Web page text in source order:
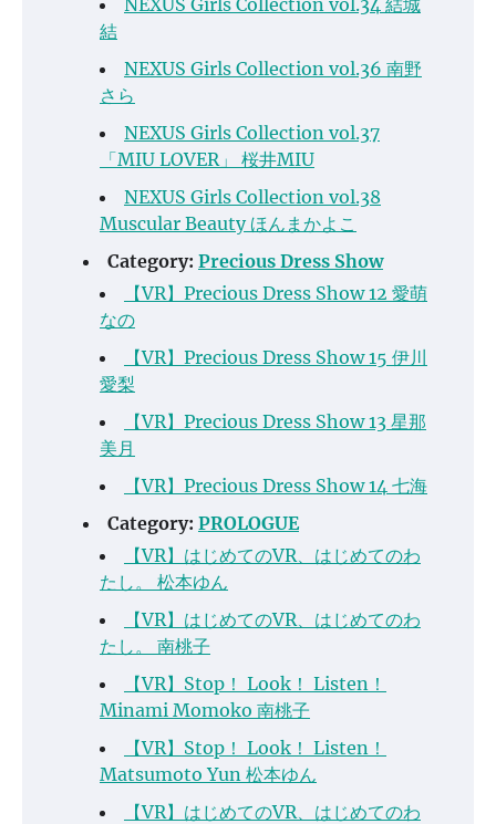
結
NEXUS Girls Collection vol.36 南野
さら
NEXUS Girls Collection vol.37
「MIU LOVER」 桜井MIU
NEXUS Girls Collection vol.38
Muscular Beauty ほんまかよこ
Category: Precious Dress Show
【VR】Precious Dress Show 12 愛萌
なの
【VR】Precious Dress Show 15 伊川
愛梨
【VR】Precious Dress Show 13 星那
美月
【VR】Precious Dress Show 14 七海
Category: PROLOGUE
【VR】はじめてのVR、はじめてのわ
たし。 松本ゆん
【VR】はじめてのVR、はじめてのわ
たし。 南桃子
【VR】Stop！ Look！ Listen！
Minami Momoko 南桃子
【VR】Stop！ Look！ Listen！
Matsumoto Yun 松本ゆん
【VR】はじめてのVR、はじめてのわ